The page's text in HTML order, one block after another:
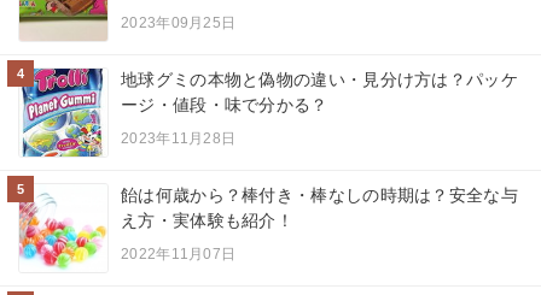
2023年09月25日
4
地球グミの本物と偽物の違い・見分け方は？パッケ
ージ・値段・味で分かる？
2023年11月28日
5
飴は何歳から？棒付き・棒なしの時期は？安全な与
え方・実体験も紹介！
2022年11月07日